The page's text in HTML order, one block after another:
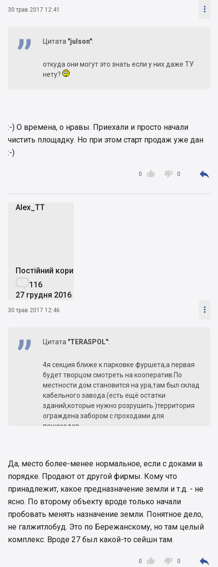
30 трав 2017 12:41 
Цитата "julson":
откуда они могут это знать если у них даже ТУ
нету?
:-) О времена, о нравы. Приехали и просто начали
чистить площадку. Но при этом старт продаж уже дан
:-)

0  0 
Alex_TT
Постійний користувач
116
27 грудня 2016
30 трав 2017 12:46 
Цитата "TERASPOL":
4я секция ближе к парковке фуршета,а первая
будет творцом смотреть на кооператив.По
местности дом становится на ура,там был склад
кабельного завода.(есть ещё остатки
зданий,которые нужно розрушить )территория
ограждена забором с проходами для
пешеходов.
Да, место более-менее нормальное, если с доками в
порядке. Продают от другой фирмы. Кому что
принадлежит, какое предназначение земли и т.д. - не
ясно. По второму объекту вроде только начали
пробовать менять назначение земли. Понятное дело,
не галжитлобуд. Это по Бережанскому, но там целый
комплекс. Вроде 27 был какой-то сейшн там.

0  0 